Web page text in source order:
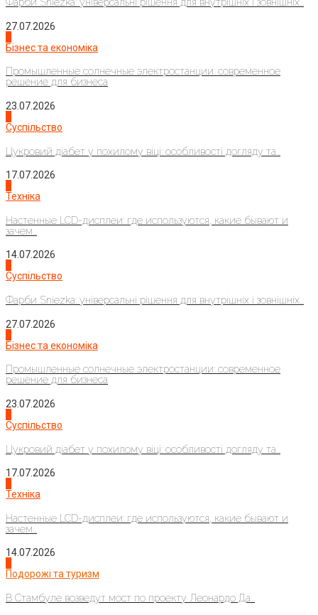
Фарби Sniezka: універсальні рішення для внутрішніх і зовнішніх...
27.07.2026
Бізнес та економіка
Промышленные солнечные электростанции: современное
решение для бизнеса
23.07.2026
Суспільство
Цукровий діабет у похилому віці: особливості догляду та...
17.07.2026
Техніка
Настенные LCD-дисплеи: где используются, какие бывают и
зачем...
14.07.2026
Суспільство
Фарби Sniezka: універсальні рішення для внутрішніх і зовнішніх...
27.07.2026
Бізнес та економіка
Промышленные солнечные электростанции: современное
решение для бизнеса
23.07.2026
Суспільство
Цукровий діабет у похилому віці: особливості догляду та...
17.07.2026
Техніка
Настенные LCD-дисплеи: где используются, какие бывают и
зачем...
14.07.2026
Подорожі та туризм
В Стамбуле возведут мост по проекту Леонардо Да...